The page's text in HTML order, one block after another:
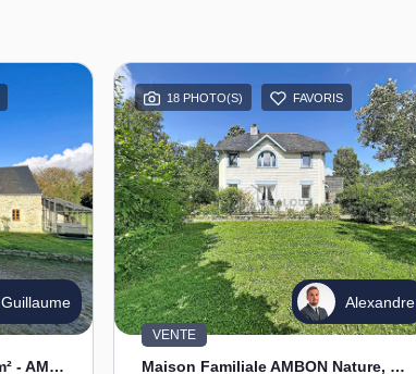
Guillaume
VENTE PROPRIÉTÉ De 418m² - AMBON
18 PHOTO(S) FAVORIS
Alexandre
VENTE
Maison Familiale AMBON Nature, Espace Et Confort À Deux Pas Des Plages